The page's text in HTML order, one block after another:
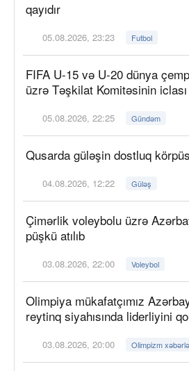
qayıdır
05.08.2026, 23:23 Futbol
FIFA U-15 və U-20 dünya
üzrə Təşkilat Komitəsinin
05.08.2026, 22:25 Gündəm
Qusarda güləşin dostluq
04.08.2026, 12:22 Güləş
Çimərlik voleybolu üzrə
püşkü atılıb
03.08.2026, 22:00 Voleybol
Olimpiya mükafatçımız
reytinq siyahısında liderliyini
03.08.2026, 20:00 Olimpizm